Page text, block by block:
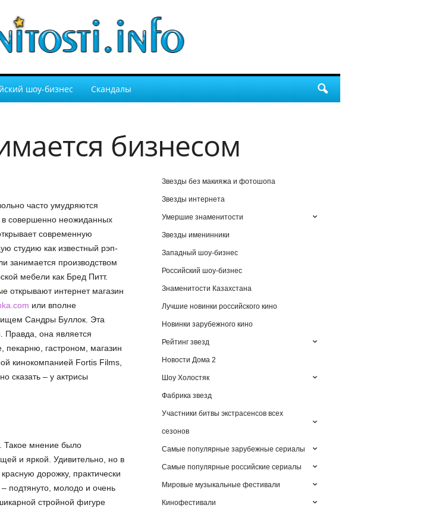
шоу-бизнес Скандалы
бизнесом
часто умудряются
в совершенно неожиданных
современную
студию как известный рэп-
занимается производством
мебели как Бред Питт.
открывают интернет магазин
или вполне
Сандры Буллок. Эта
Правда, она является
пекарню, гастроном, магазин
кинокомпанией Fortis Films,
сказать – у актрисы
Такое мнение было
и яркой. Удивительно, но в
дорожку, практически
подтянуто, молодо и очень
стройной фигуре
Звезды без макияжа и фотошопа
Звезды интернета
Умершие знаменитости
Звезды именинники
Западный шоу-бизнес
Российский шоу-бизнес
Знаменитости Казахстана
Лучшие новинки российского кино
Новинки зарубежного кино
Рейтинг звезд
Новости Дома 2
Шоу Холостяк
Фабрика звезд
Участники битвы экстрасенсов всех
сезонов
Самые популярные зарубежные сериалы
Самые популярные российские сериалы
Мировые музыкальные фестивали
Кинофестивали